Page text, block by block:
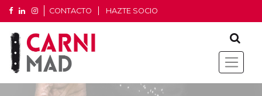
CONTACTO HAZTE SOCIO